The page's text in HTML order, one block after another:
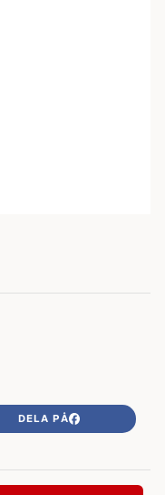
DELA PÅ